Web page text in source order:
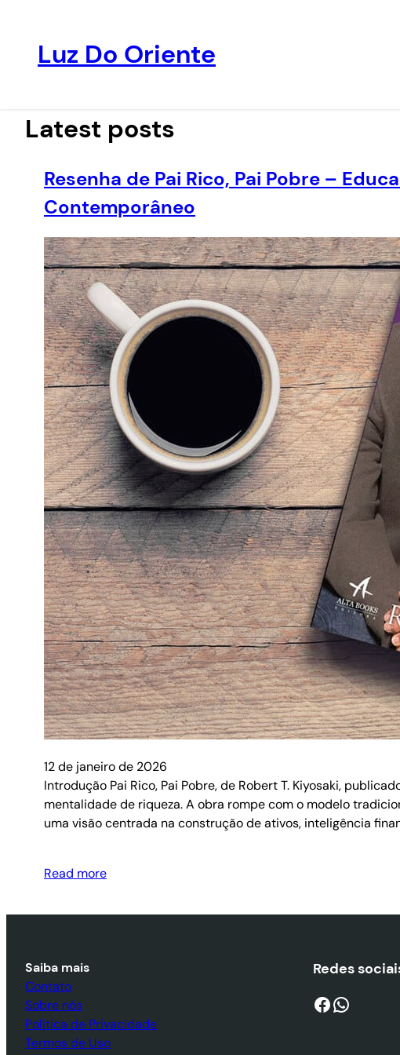
conteúdo
Luz Do Oriente
Latest posts
Resenha de Pai Rico, Pai Pobre –
Contemporâneo
12 de janeiro de 2026
Introdução Pai Rico, Pai Pobre, de Robert T. Kiyosaki,
mentalidade de riqueza. A obra rompe com o modelo
uma visão centrada na construção de ativos, inteligência
Read more
Saiba mais
Contato
Sobre nós
Política de Privacidade
Termos de Uso
Redes
Facebook WhatsApp